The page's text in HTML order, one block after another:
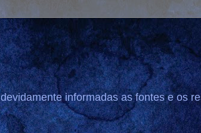
informadas as fontes e os